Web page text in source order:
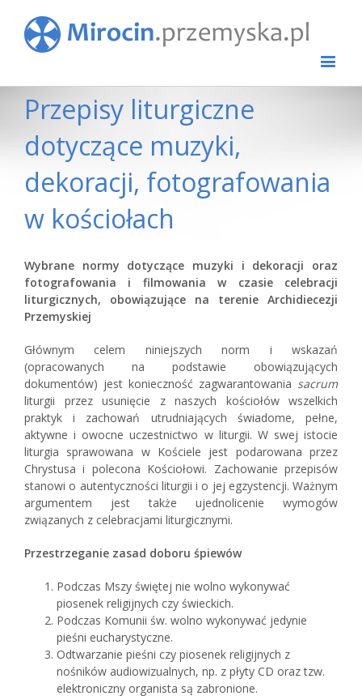
Przepisy liturgiczne
dotyczące muzyki,
dekoracji, fotografowania
w kościołach
Wybrane normy dotyczące muzyki i dekoracji oraz
fotografowania i filmowania w czasie celebracji
liturgicznych, obowiązujące na terenie Archidiecezji
Przemyskiej
Głównym celem niniejszych norm i wskazań
(opracowanych na podstawie obowiązujących
dokumentów) jest konieczność zagwarantowania sacrum
liturgii przez usunięcie z naszych kościołów wszelkich
praktyk i zachowań utrudniających świadome, pełne,
aktywne i owocne uczestnictwo w liturgii. W swej istocie
liturgia sprawowana w Kościele jest podarowana przez
Chrystusa i polecona Kościołowi. Zachowanie przepisów
stanowi o autentyczności liturgii i o jej egzystencji. Ważnym
argumentem jest także ujednolicenie wymogów
związanych z celebracjami liturgicznymi.
Przestrzeganie zasad doboru śpiewów
Podczas Mszy świętej nie wolno wykonywać
piosenek religijnych czy świeckich.
Podczas Komunii św. wolno wykonywać jedynie
pieśni eucharystyczne.
Odtwarzanie pieśni czy piosenek religijnych z
nośników audiowizualnych, np. z płyty CD oraz tzw.
elektroniczny organista są zabronione.